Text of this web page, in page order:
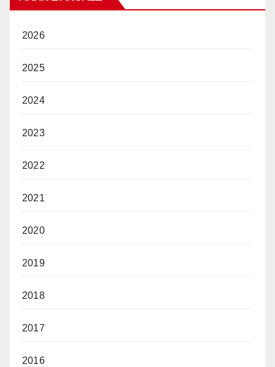
2026
2025
2024
2023
2022
2021
2020
2019
2018
2017
2016